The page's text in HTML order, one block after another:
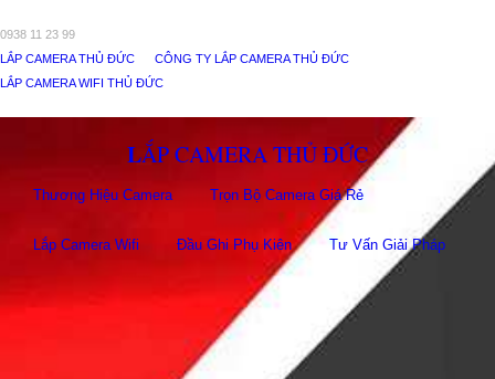
0938 11 23 99
LẮP CAMERA THỦ ĐỨC
CÔNG TY LẮP CAMERA THỦ ĐỨC
LẮP CAMERA WIFI THỦ ĐỨC
LẮP CAMERA THỦ ĐỨC
Thương Hiệu Camera Trọn Bộ Camera Giá Rẻ
Lắp Camera Wifi Đầu Ghi Phụ Kiên Tư Vấn Giải Pháp